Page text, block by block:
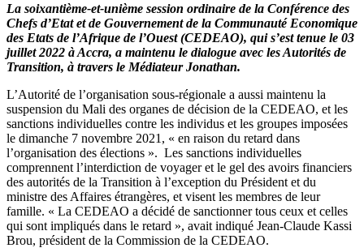
La soixantième-et-unième session ordinaire de la Conférence des
Chefs d’Etat et de Gouvernement de la Communauté Economique
des Etats de l’Afrique de l’Ouest (CEDEAO), qui s’est tenue le 03
juillet 2022 à Accra, a maintenu le dialogue avec les Autorités de
Transition, à travers le Médiateur Jonathan.
L’Autorité de l’organisation sous-régionale a aussi maintenu la
suspension du Mali des organes de décision de la CEDEAO, et les
sanctions individuelles contre les individus et les groupes imposées
le dimanche 7 novembre 2021, « en raison du retard dans
l’organisation des élections ». Les sanctions individuelles
comprennent l’interdiction de voyager et le gel des avoirs financiers
des autorités de la Transition à l’exception du Président et du
ministre des Affaires étrangères, et visent les membres de leur
famille. « La CEDEAO a décidé de sanctionner tous ceux et celles
qui sont impliqués dans le retard », avait indiqué Jean-Claude Kassi
Brou, président de la Commission de la CEDEAO.